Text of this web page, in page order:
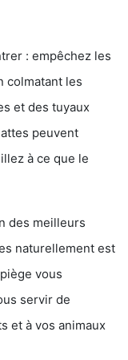
: empêchez les
colmatant les
et des tuyaux
peuvent
à ce que le
des meilleurs
naturellement est
vous
servir de
et à vos animaux